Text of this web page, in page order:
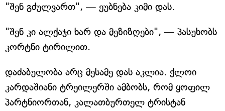
"შენ გძულვართ", — ეუბნება კიმი დას.
"შენ კი ალქაჯი ხარ და მეზიზღები", — პასუხობს
კორტნი ტირილით.
დაძაბულობა არც მესამე დას აკლია. ქლოი
კარდაშიანი ტრეილერში ამბობს, რომ ყოფილ
პარტნიორთან, კალათბურთელ ტრისტან